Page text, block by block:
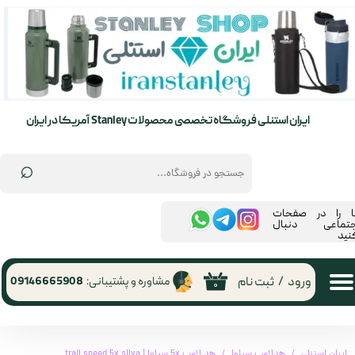
⌕
ایران استنلی فروشگاه تخصصی محصولات Stanley آمریکا در ایران
۰ ورود / ثبت نام
حساب کاربری من
تغییر گذر واژه
مشاوره و پشتیبانی: 09146665908
را در صفحات
دنبال